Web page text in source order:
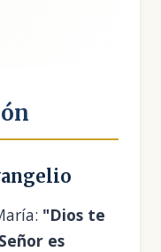
"Dios te
es